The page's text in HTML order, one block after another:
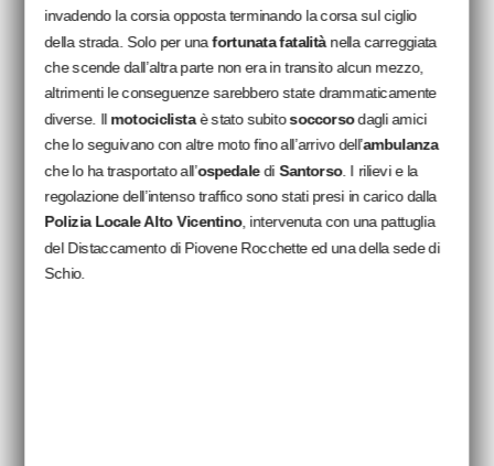
invadendo la corsia opposta terminando la corsa sul ciglio
della strada. Solo per unafortunata fatalità nella carreggiata
che scende dall’altra parte non era in transito alcun mezzo,
altrimenti le conseguenze sarebbero state drammaticamente
diverse. Il motociclistaè stato subitosoccorsodagli amici
che lo seguivano con altre moto fino all’arrivo dell’ambulanza
che lo ha trasportato all’ospedaledi Santorso. I rilievi e la
regolazione dell’intenso traffico sono stati presi in carico dalla
Polizia Locale Alto Vicentino, intervenuta con una pattuglia
del Distaccamento di Piovene Rocchette ed una della sede di
Schio.